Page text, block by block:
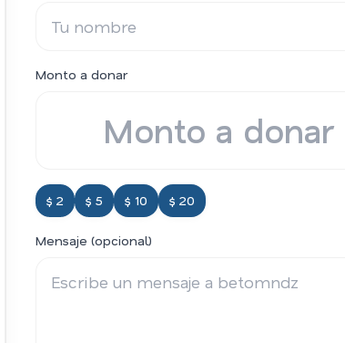
Monto a donar
$ 2 $ 5 $ 10 $ 20
Mensaje (opcional)